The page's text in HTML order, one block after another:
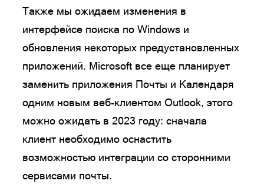
Также мы ожидаем изменения в
интерфейсе поиска по Windows и
обновления некоторых предустановленных
приложений. Microsoft все еще планирует
заменить приложения Почты и Календаря
одним новым веб-клиентом Outlook, этого
можно ожидать в 2023 году: сначала
клиент необходимо оснастить
возможностью интеграции со сторонними
сервисами почты.